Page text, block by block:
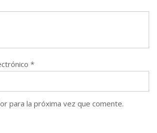
*
para la próxima vez que comente.